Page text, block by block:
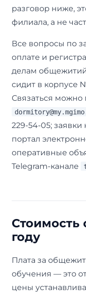
разговор ниже,
филиала, а не
Все вопросы по
оплате и
делам
сидит в корпусе
Связаться можно
229-54-05;
портал
оперативные
Telegram-канале
Стоимость
году
Плата за
обучения — это
цены